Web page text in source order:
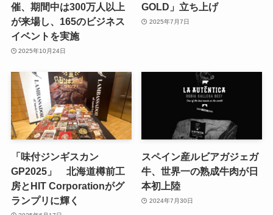
催、期間中は300万人以上
が来場し、165のビジネス
イベントを実施
2025年10月24日
GOLD」立ち上げ
2025年7月7日
「味付ジンギスカン
GP2025」 北海道樽前工
房とHIT Corporationがグ
ランプリに輝く
スペイン産ルビアガジェガ
牛、世界一の熟成牛肉が日
本初上陸
2024年7月30日